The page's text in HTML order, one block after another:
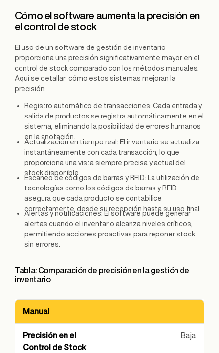
Cómo el software aumenta la precisión en
el control de stock
El uso de un software de gestión de inventario
proporciona una precisión significativamente mayor en el
control de stock comparado con los métodos manuales.
Aquí se detallan cómo estos sistemas mejoran la
precisión:
Registro automático de transacciones: Cada entrada y
salida de productos se registra automáticamente en el
sistema, eliminando la posibilidad de errores humanos
en la anotación.
Actualización en tiempo real: El inventario se actualiza
instantáneamente con cada transacción, lo que
proporciona una vista siempre precisa y actual del
stock disponible.
Escaneo de códigos de barras y RFID: La utilización de
tecnologías como los códigos de barras y RFID
asegura que cada producto se contabilice
correctamente, desde su recepción hasta su uso final.
Alertas y notificaciones: El software puede generar
alertas cuando el inventario alcanza niveles críticos,
permitiendo acciones proactivas para reponer stock
sin errores.
Tabla: Comparación de precisión en la gestión de
inventario
Método de Gestión
Manual
Baja